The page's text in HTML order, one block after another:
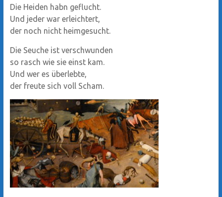
Die Heiden habn geflucht.
Und jeder war erleichtert,
der noch nicht heimgesucht.
Die Seuche ist verschwunden
so rasch wie sie einst kam.
Und wer es überlebte,
der freute sich voll Scham.